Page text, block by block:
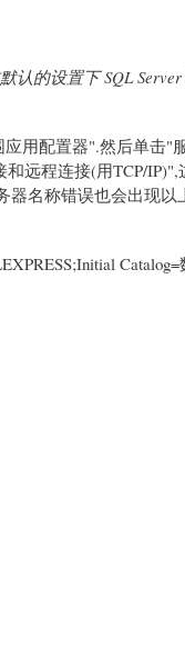
认的设置下 SQL
用配置器".然后单击
远程连接(用TCP/
名称错误也会出现